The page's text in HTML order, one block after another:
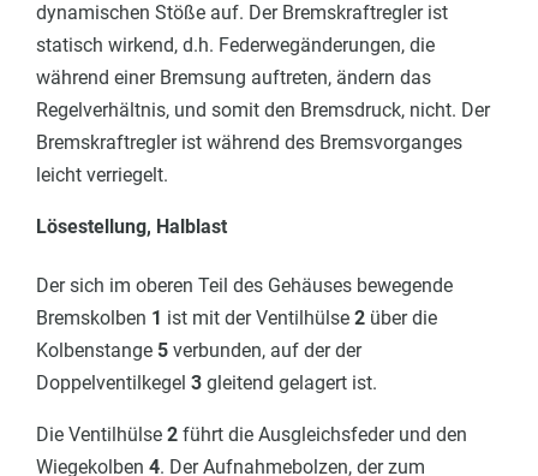
dynamischen Stöße auf. Der Bremskraftregler ist
statisch wirkend, d.h. Federwegänderungen, die
während einer Bremsung auftreten, ändern das
Regelverhältnis, und somit den Bremsdruck, nicht. Der
Bremskraftregler ist während des Bremsvorganges
leicht verriegelt.
Lösestellung, Halblast
Der sich im oberen Teil des Gehäuses bewegende
Bremskolben 1 ist mit der Ventilhülse 2 über die
Kolbenstange 5 verbunden, auf der der
Doppelventilkegel 3 gleitend gelagert ist.
Die Ventilhülse 2 führt die Ausgleichsfeder und den
Wiegekolben 4. Der Aufnahmebolzen, der zum